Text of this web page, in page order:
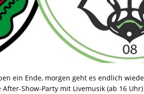
ein Ende, morgen geht es endlich
Show-Party mit Livemusik (ab 16